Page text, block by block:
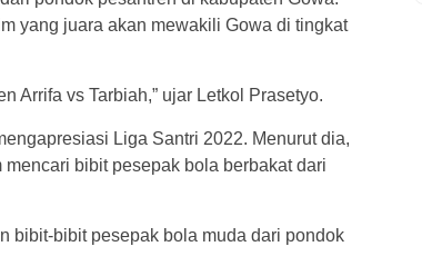
yang juara akan mewakili Gowa di tingkat
Arrifa vs Tarbiah,” ujar Letkol Prasetyo.
Liga Santri 2022. Menurut dia,
bibit pesepak bola berbakat dari
bibit-bibit pesepak bola muda dari pondok